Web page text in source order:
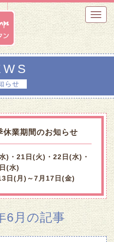
らせ
休業期間のお知らせ
)・21日(火)・22日(水)・
(水)
日(月)～7月17日(金)
6月の記事